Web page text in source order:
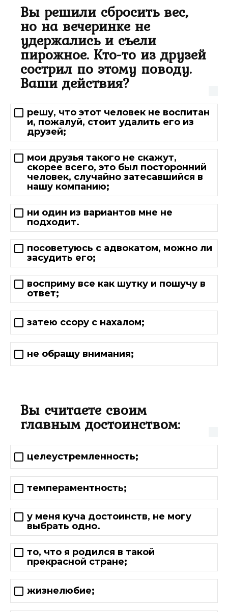
Вы решили сбросить вес,
но на вечеринке не
удержались и съели
пирожное. Кто-то из друзей
сострил по этому поводу.
Ваши действия?
решу, что этот человек не воспитан
и, пожалуй, стоит удалить его из
друзей;
мои друзья такого не скажут,
скорее всего, это был посторонний
человек, случайно затесавшийся в
нашу компанию;
ни один из вариантов мне не
подходит.
посоветуюсь с адвокатом, можно ли
засудить его;
восприму все как шутку и пошучу в
ответ;
затею ссору с нахалом;
не обращу внимания;
Вы считаете своим
главным достоинством:
целеустремленность;
темпераментность;
у меня куча достоинств, не могу
выбрать одно.
то, что я родился в такой
прекрасной стране;
жизнелюбие;